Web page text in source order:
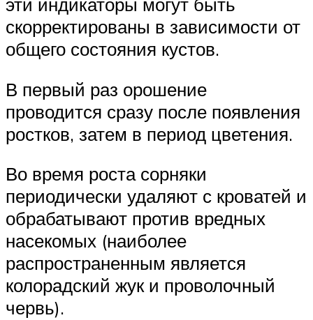
скорректированы в зависимости от
общего состояния кустов.
В первый раз орошение
проводится сразу после появления
ростков, затем в период цветения.
Во время роста сорняки
периодически удаляют с кроватей и
обрабатывают против вредных
насекомых (наиболее
распространенным является
колорадский жук и проволочный
червь).